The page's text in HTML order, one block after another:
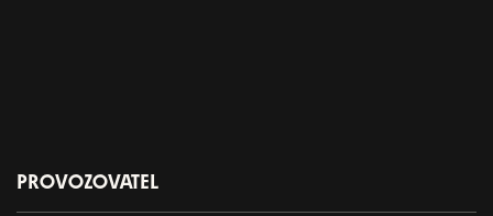
PROVOZOVATEL